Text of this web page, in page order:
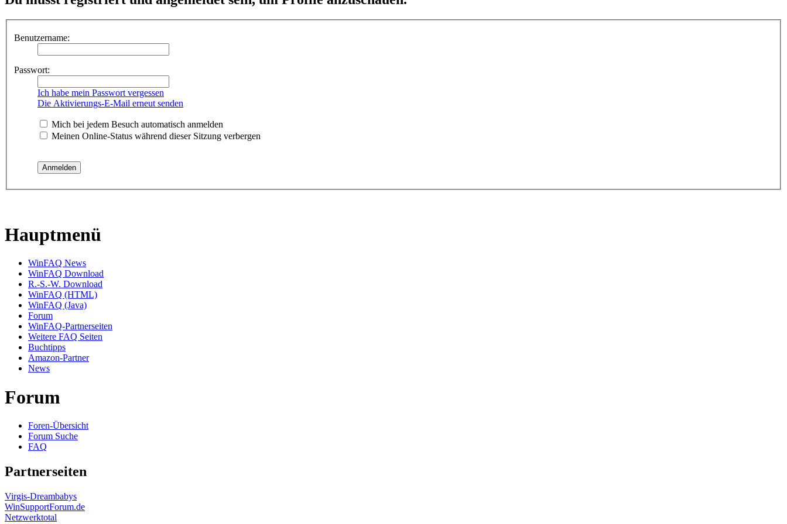
Benutzername:
Passwort:
Ich habe mein Passwort vergessen
Die Aktivierungs-E-Mail erneut senden
Mich bei jedem Besuch automatisch anmelden
Meinen Online-Status während dieser Sitzung verbergen
Hauptmenü
WinFAQ News
WinFAQ Download
R.-S.-W. Download
WinFAQ (HTML)
WinFAQ (Java)
Forum
WinFAQ-Partnerseiten
Weitere FAQ Seiten
Buchtipps
Amazon-Partner
News
Forum
Foren-Übersicht
Forum Suche
FAQ
Partnerseiten
Virgis-Dreambabys
WinSupportForum.de
Netzwerktotal